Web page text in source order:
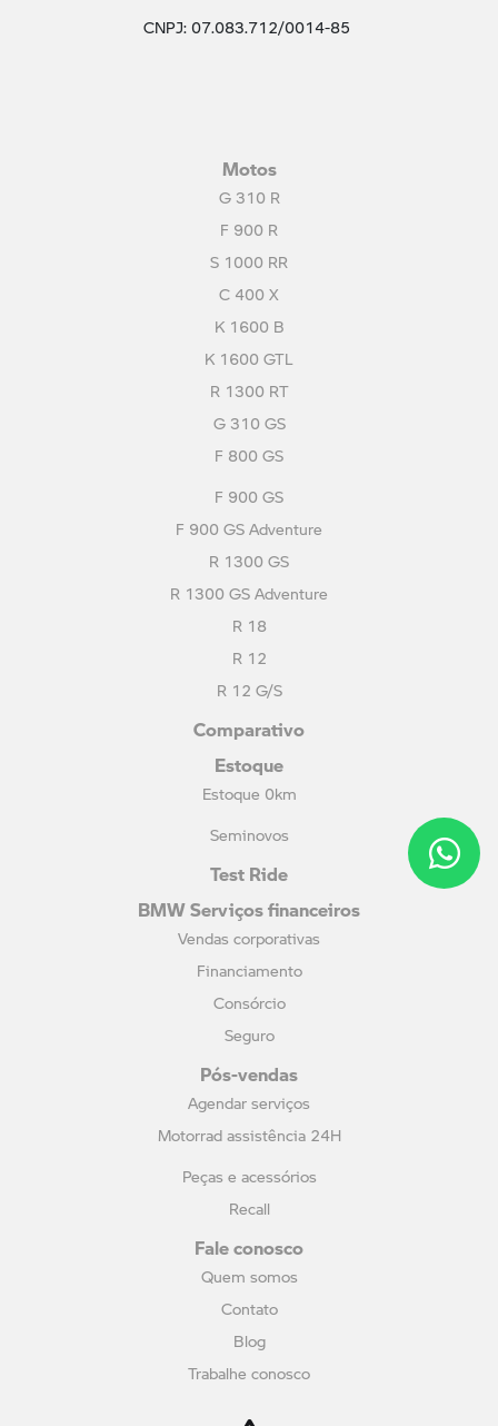
CNPJ: 07.083.712/0014-85
Motos
G 310 R
F 900 R
S 1000 RR
C 400 X
K 1600 B
K 1600 GTL
R 1300 RT
G 310 GS
F 800 GS
F 900 GS
F 900 GS Adventure
R 1300 GS
R 1300 GS Adventure
R 18
R 12
R 12 G/S
Comparativo
Estoque
Estoque 0km
Seminovos
Test Ride
BMW Serviços financeiros
Vendas corporativas
Financiamento
Consórcio
Seguro
Pós-vendas
Agendar serviços
Motorrad assistência 24H
Peças e acessórios
Recall
Fale conosco
Quem somos
Contato
Blog
Trabalhe conosco